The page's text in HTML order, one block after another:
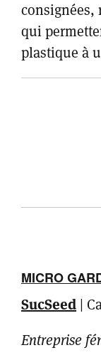
consignées,
qui
plastique à
MICRO
SucSeed |
Entreprise